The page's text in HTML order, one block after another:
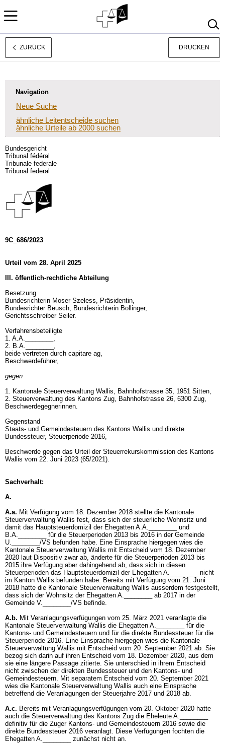
Rechtsprechung
ZURÜCK DRUCKEN
Navigation
Neue Suche
ähnliche Leitentscheide suchen
ähnliche Urteile ab 2000 suchen
Bundesgericht
Tribunal fédéral
Tribunale federale
Tribunal federal
9C_686/2023
Urteil vom 28. April 2025
III. öffentlich-rechtliche Abteilung
Besetzung
Bundesrichterin Moser-Szeless, Präsidentin,
Bundesrichter Beusch, Bundesrichterin Bollinger,
Gerichtsschreiber Seiler.
Verfahrensbeteiligte
1. A.A.________,
2. B.A.________,
beide vertreten durch capitare ag,
Beschwerdeführer,
gegen
1. Kantonale Steuerverwaltung Wallis, Bahnhofstrasse 35, 1951 Sitten,
2. Steuerverwaltung des Kantons Zug, Bahnhofstrasse 26, 6300 Zug,
Beschwerdegegnerinnen.
Gegenstand
Staats- und Gemeindesteuern des Kantons Wallis und direkte
Bundessteuer, Steuerperiode 2016,
Beschwerde gegen das Urteil der Steuerrekurskommission des Kantons
Wallis vom 22. Juni 2023 (65/2021).
Sachverhalt:
A.
A.a. Mit Verfügung vom 18. Dezember 2018 stellte die Kantonale
Steuerverwaltung Wallis fest, dass sich der steuerliche Wohnsitz und
damit das Hauptsteuerdomizil der Ehegatten A.A.________ und
B.A.________ für die Steuerperioden 2013 bis 2016 in der Gemeinde
U.________/VS befunden habe. Eine Einsprache hiergegen wies die
Kantonale Steuerverwaltung Wallis mit Entscheid vom 18. Dezember
2020 laut Dispositiv zwar ab, änderte für die Steuerperioden 2013 bis
2015 ihre Verfügung aber dahingehend ab, dass sich in diesen
Steuerperioden das Hauptsteuerdomizil der Ehegatten A.________ nicht
im Kanton Wallis befunden habe. Bereits mit Verfügung vom 21. Juni
2018 hatte die Kantonale Steuerverwaltung Wallis ausserdem festgestellt,
dass sich der Wohnsitz der Ehegatten A.________ ab 2017 in der
Gemeinde V.________/VS befinde.
A.b. Mit Veranlagungsverfügungen vom 25. März 2021 veranlagte die
Kantonale Steuerverwaltung Wallis die Ehegatten A.________ für die
Kantons- und Gemeindesteuern und für die direkte Bundessteuer für die
Steuerperiode 2016. Eine Einsprache hiergegen wies die Kantonale
Steuerverwaltung Wallis mit Entscheid vom 20. September 2021 ab. Sie
bezog sich darin auf ihren Entscheid vom 18. Dezember 2020, aus dem
sie eine längere Passage zitierte. Sie unterschied in ihrem Entscheid
nicht zwischen der direkten Bundessteuer und den Kantons- und
Gemeindesteuern. Mit separatem Entscheid vom 20. September 2021
wies die Kantonale Steuerverwaltung Wallis auch eine Einsprache
betreffend die Veranlagungen der Steuerjahre 2017 und 2018 ab.
A.c. Bereits mit Veranlagungsverfügungen vom 20. Oktober 2020 hatte
auch die Steuerverwaltung des Kantons Zug die Eheleute A.________
definitiv für die Zuger Kantons- und Gemeindesteuern 2016 sowie die
direkte Bundessteuer 2016 veranlagt. Diese Verfügungen fochten die
Ehegatten A.________ zunächst nicht an.